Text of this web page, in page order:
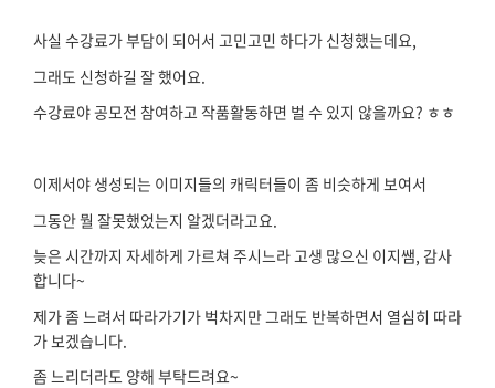
사실 수강료가 부담이 되어서 고민고민 하다가 신청했는데요,
그래도 신청하길 잘 했어요.
수강료야 공모전 참여하고 작품활동하면 벌 수 있지 않을까요? ㅎㅎ
이제서야 생성되는 이미지들의 캐릭터들이 좀 비슷하게 보여서
그동안 뭘 잘못했었는지 알겠더라고요.
늦은 시간까지 자세하게 가르쳐 주시느라 고생 많으신 이지쌤, 감사
합니다~
제가 좀 느려서 따라가기가 벅차지만 그래도 반복하면서 열심히 따라
가 보겠습니다.
좀 느리더라도 양해 부탁드려요~